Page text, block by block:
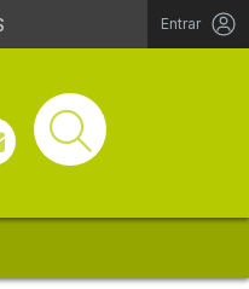
Entrar